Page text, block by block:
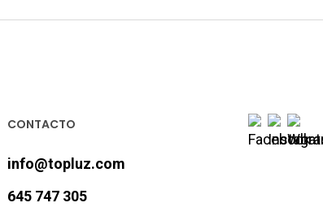
CONTACTO
info@topluz.com
645 747 305